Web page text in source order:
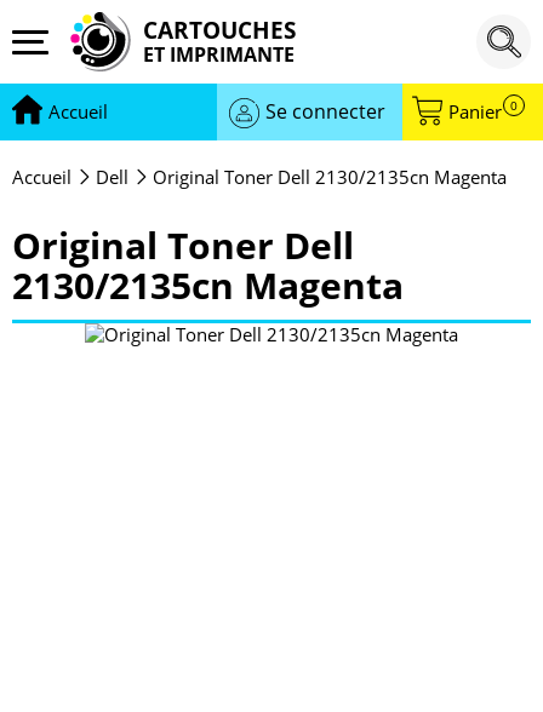
CARTOUCHES
ET IMPRIMANTE
Accueil Se connecter Panier 0
Accueil Dell Original Toner Dell 2130/2135cn Magenta
Original Toner Dell
2130/2135cn Magenta